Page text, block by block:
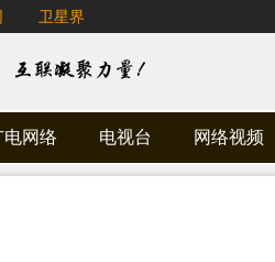
卫星界
电网络 电视台 网络视频